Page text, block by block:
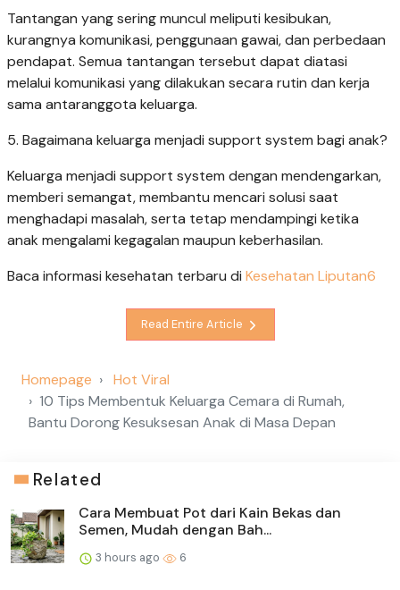
Tantangan yang sering muncul meliputi kesibukan,
kurangnya komunikasi, penggunaan gawai, dan perbedaan
pendapat. Semua tantangan tersebut dapat diatasi
melalui komunikasi yang dilakukan secara rutin dan kerja
sama antaranggota keluarga.
5. Bagaimana keluarga menjadi support system bagi anak?
Keluarga menjadi support system dengan mendengarkan,
memberi semangat, membantu mencari solusi saat
menghadapi masalah, serta tetap mendampingi ketika
anak mengalami kegagalan maupun keberhasilan.
Baca informasi kesehatan terbaru di Kesehatan Liputan6
Read Entire Article
Homepage
Hot Viral
10 Tips Membentuk Keluarga Cemara di Rumah,
Bantu Dorong Kesuksesan Anak di Masa Depan
Related
Cara Membuat Pot dari Kain Bekas dan
Semen, Mudah dengan Bah...
3 hours ago 6